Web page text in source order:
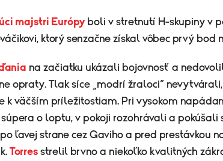
majstri Európyboli v stretnutí H-skupiny v
ktorý senzačne získal vôbec prvý bod
na začiatku ukázali bojovnosť a
opraty. Tlak síce „modrí žraloci“
k väčším príležitostiam. Pri vysokom
o loptu, v pokoji rozohrávali a pokúšali
ľavej strane cez Gaviho a pred prestávkou
Torres strelil brvno a niekoľko kvalitných